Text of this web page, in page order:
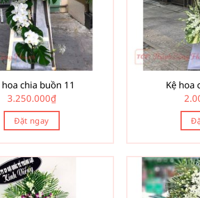
hoa chia buồn 11
3.250.000₫
Đặt ngay
Kệ hoa